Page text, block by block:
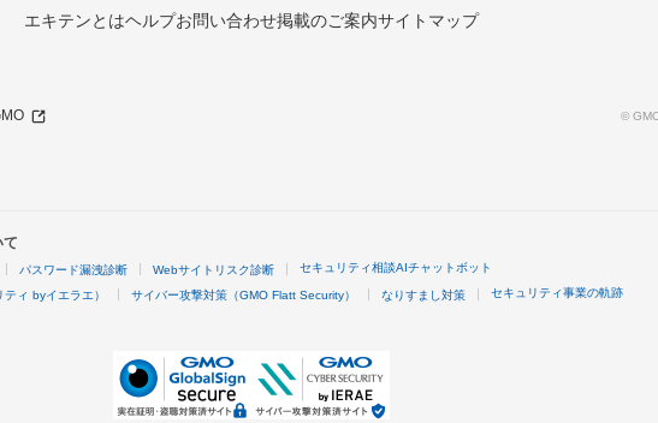
エキテンとはヘルプお問い合わせ掲載のご案内サイトマップ
©
パスワード漏洩診断 Webサイトリスク診断 セキュリティ相談AIチャットボット
ィ byイエラエ） サイバー攻撃対策（GMO Flatt Security） なりすまし対策 セキュリティ事業の軌跡